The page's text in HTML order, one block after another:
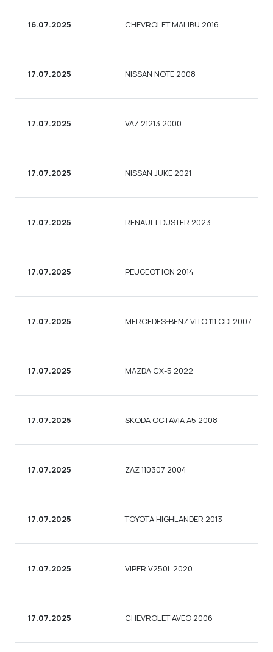
16.07.2025 CHEVROLET MALIBU 2016
17.07.2025 NISSAN NOTE 2008
17.07.2025 VAZ 21213 2000
17.07.2025 NISSAN JUKE 2021
17.07.2025 RENAULT DUSTER 2023
17.07.2025 PEUGEOT ION 2014
17.07.2025 MERCEDES-BENZ VITO 111 CDI 2007
17.07.2025 MAZDA CX-5 2022
17.07.2025 SKODA OCTAVIA A5 2008
17.07.2025 ZAZ 110307 2004
17.07.2025 TOYOTA HIGHLANDER 2013
17.07.2025 VIPER V250L 2020
17.07.2025 CHEVROLET AVEO 2006